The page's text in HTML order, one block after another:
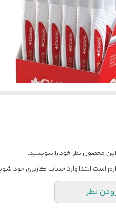
محصول نظر خود را بنویسید.
است ابتدا وارد حساب کاربری خود
نظر